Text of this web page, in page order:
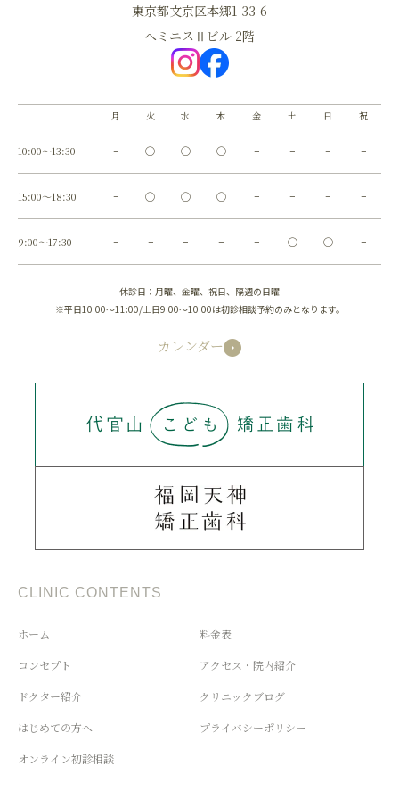
東京都文京区本郷1-33-6
へミニスⅡビル 2階
月 火 水 木 金 土 日 祝
10:00～13:30 − ◯ ◯ ◯ − − − −
15:00～18:30 − ◯ ◯ ◯ − − − −
9:00～17:30 − − − − − ◯ ◯ −
休診日：月曜、金曜、祝日、隔週の日曜
※平日10:00～11:00/土日9:00～10:00は初診相談予約のみとなります。
カレンダー
CLINIC CONTENTS
ホーム
コンセプト
ドクター紹介
はじめての方へ
オンライン初診相談
料金表
アクセス・院内紹介
クリニックブログ
プライバシーポリシー